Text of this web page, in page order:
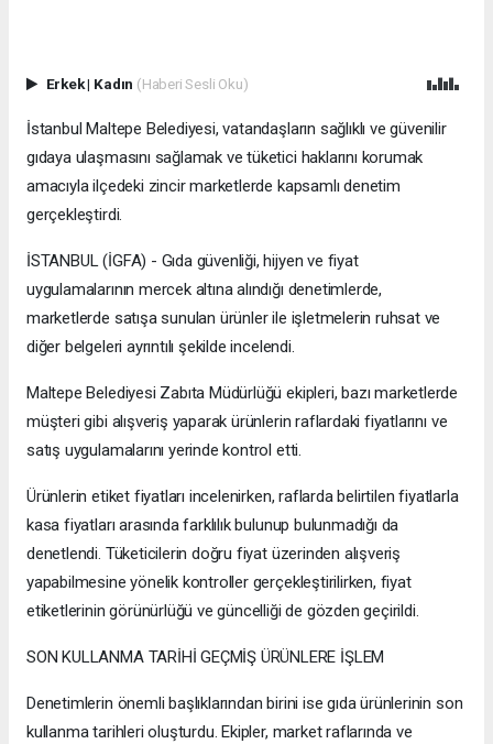
Erkek| Kadın (Haberi Sesli Oku)
İstanbul Maltepe Belediyesi, vatandaşların sağlıklı ve güvenilir
gıdaya ulaşmasını sağlamak ve tüketici haklarını korumak
amacıyla ilçedeki zincir marketlerde kapsamlı denetim
gerçekleştirdi.
İSTANBUL (İGFA) - Gıda güvenliği, hijyen ve fiyat
uygulamalarının mercek altına alındığı denetimlerde,
marketlerde satışa sunulan ürünler ile işletmelerin ruhsat ve
diğer belgeleri ayrıntılı şekilde incelendi.
Maltepe Belediyesi Zabıta Müdürlüğü ekipleri, bazı marketlerde
müşteri gibi alışveriş yaparak ürünlerin raflardaki fiyatlarını ve
satış uygulamalarını yerinde kontrol etti.
Ürünlerin etiket fiyatları incelenirken, raflarda belirtilen fiyatlarla
kasa fiyatları arasında farklılık bulunup bulunmadığı da
denetlendi. Tüketicilerin doğru fiyat üzerinden alışveriş
yapabilmesine yönelik kontroller gerçekleştirilirken, fiyat
etiketlerinin görünürlüğü ve güncelliği de gözden geçirildi.
SON KULLANMA TARİHİ GEÇMİŞ ÜRÜNLERE İŞLEM
Denetimlerin önemli başlıklarından birini ise gıda ürünlerinin son
kullanma tarihleri oluşturdu. Ekipler, market raflarında ve